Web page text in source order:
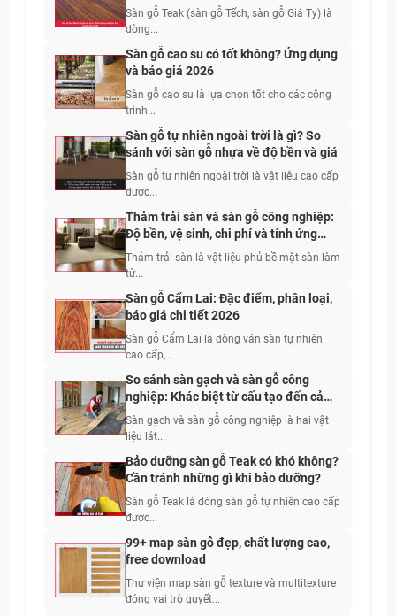
Sàn gỗ Teak (sàn gỗ Tếch, sàn gỗ Giá Tỵ) là
dòng...
Sàn gỗ cao su có tốt không? Ứng dụng
và báo giá 2026
Sàn gỗ cao su là lựa chọn tốt cho các công
trình...
Sàn gỗ tự nhiên ngoài trời là gì? So
sánh với sàn gỗ nhựa về độ bền và giá
Sàn gỗ tự nhiên ngoài trời là vật liệu cao cấp
được...
Thảm trải sàn và sàn gỗ công nghiệp:
Độ bền, vệ sinh, chi phí và tính ứng
dụng
Thảm trải sàn là vật liệu phủ bề mặt sàn làm
từ...
Sàn gỗ Cẩm Lai: Đặc điểm, phân loại,
báo giá chi tiết 2026
Sàn gỗ Cẩm Lai là dòng ván sàn tự nhiên
cao cấp,...
So sánh sàn gạch và sàn gỗ công
nghiệp: Khác biệt từ cấu tạo đến cảm
giác sử dụng
Sàn gạch và sàn gỗ công nghiệp là hai vật
liệu lát...
Bảo dưỡng sàn gỗ Teak có khó không?
Cần tránh những gì khi bảo dưỡng?
Sàn gỗ Teak là dòng sàn gỗ tự nhiên cao cấp
được...
99+ map sàn gỗ đẹp, chất lượng cao,
free download
Thư viện map sàn gỗ texture và multitexture
đóng vai trò quyết...